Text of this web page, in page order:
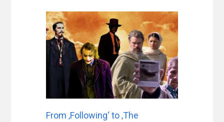
From ‚Following‘ to ‚The